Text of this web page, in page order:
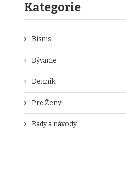
Kategorie
Bisnis
Bývanie
Denník
Pre Ženy
Rady a návody